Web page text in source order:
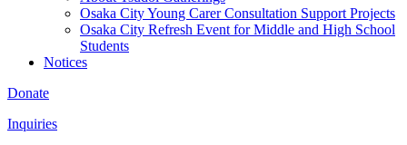
Osaka City Young Carer Consultation Support Projects
Osaka City Refresh Event for Middle and High School
Students
Notices
Donate
Inquiries